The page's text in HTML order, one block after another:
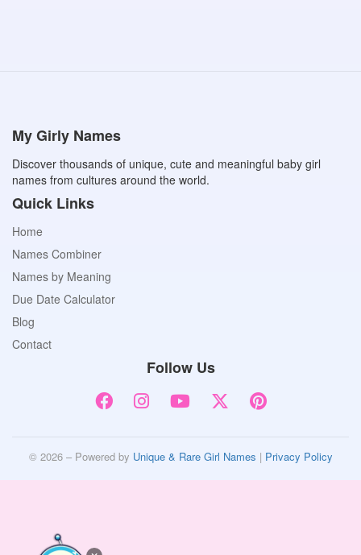
My Girly Names
Discover thousands of unique, cute and meaningful baby girl
names from cultures around the world.
Quick Links
Home
Names Combiner
Names by Meaning
Due Date Calculator
Blog
Contact
Follow Us
© 2026 – Powered by Unique & Rare Girl Names | Privacy Policy